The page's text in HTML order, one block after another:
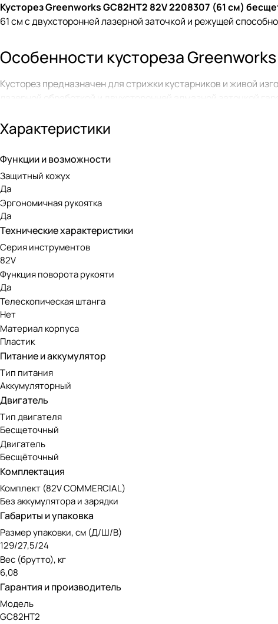
Кусторез Greenworks GC82HT2 82V 2208307 (61 см)
61 см с двухсторонней лазерной заточкой и режущей
Особенности кустореза
Кусторез предназначен для стрижки кустарников и живой
лазерной обработкой и двухсторонней алмазной заточкой
Модель GC82HT2 оснащена щитком для защиты рук, что
оператора.
Бесщеточный двигатель DigiPro
Инструмент оснащен передовым бесщеточным двигателем.
нуждается в сложном обслуживании, при этом экологичен и
Аккумуляторная линейка
Модель работает от аккумуляторов 82V, совместимых с
отлично подойдет как для коммерческого использования, так
Характеристики
Функции и возможности
Защитный кожух
Да
Эргономичная рукоятка
Да
Технические характеристики
Серия инструментов
82V
Функция поворота рукояти
Да
Телескопическая штанга
Нет
Материал корпуса
Пластик
Питание и аккумулятор
Тип питания
Аккумуляторный
Двигатель
Тип двигателя
Бесщеточный
Двигатель
Бесщёточный
Комплектация
Комплект (82V COMMERCIAL)
Без аккумулятора и зарядки
Габариты и упаковка
Размер упаковки, см (Д/Ш/В)
129/27,5/24
Вес (брутто), кг
6,08
Гарантия и производитель
Модель
GC82HT2